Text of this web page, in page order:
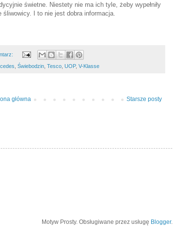
świetne. Niestety nie ma ich tyle, żeby wypełniły
I to nie jest dobra informacja.
Świebodzin Tesco UOP, V-Klasse
Starsze posty
główna
Motyw Prosty. Obsługiwane przez usługę Blogger.